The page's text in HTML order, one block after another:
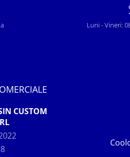
Luni - Vineri:
CUSTOM